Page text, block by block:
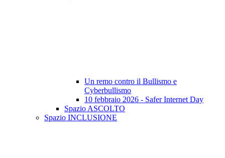
Un remo contro il Bullismo e
Cyberbullismo
10 febbraio 2026 - Safer Internet Day
Spazio ASCOLTO
Spazio INCLUSIONE